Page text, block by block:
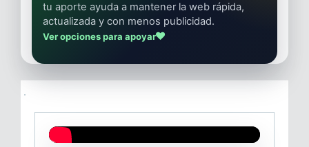
tu aporte ayuda a mantener la web rápida,
actualizada y con menos publicidad.
Ver opciones para apoyar